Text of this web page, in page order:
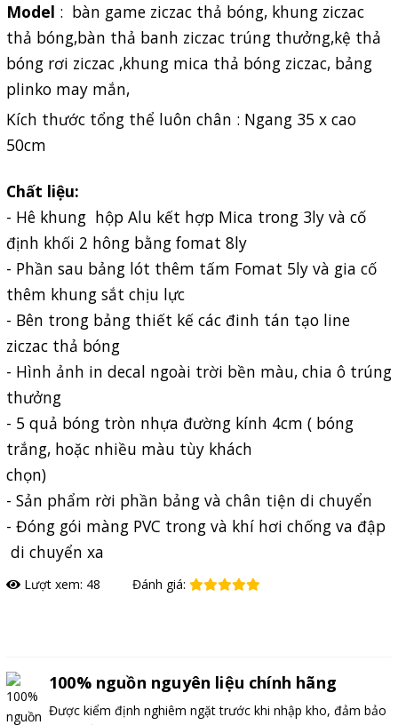
Model : bàn game ziczac thả bóng, khung ziczac
thả bóng,bàn thả banh ziczac trúng thưởng,kệ thả
bóng rơi ziczac ,khung mica thả bóng ziczac, bảng
plinko may mắn,
Kích thước tổng thể luôn chân : Ngang 35 x cao
50cm
Chất liệu:
- Hê khung hộp Alu kết hợp Mica trong 3ly và cố
định khối 2 hông bằng fomat 8ly
- Phần sau bảng lót thêm tấm Fomat 5ly và gia cố
thêm khung sắt chịu lực
- Bên trong bảng thiết kế các đinh tán tạo line
ziczac thả bóng
- Hình ảnh in decal ngoài trời bền màu, chia ô trúng
thưởng
- 5 quả bóng tròn nhựa đường kính 4cm ( bóng
trắng, hoặc nhiều màu tùy khách
chọn)
- Sản phẩm rời phần bảng và chân tiện di chuyển
- Đóng gói màng PVC trong và khí hơi chống va đập
di chuyển xa
Lượt xem: 48 Đánh giá:
100% nguồn nguyên liệu chính hãng
Được kiểm định nghiêm ngặt trước khi nhập kho, đảm bảo